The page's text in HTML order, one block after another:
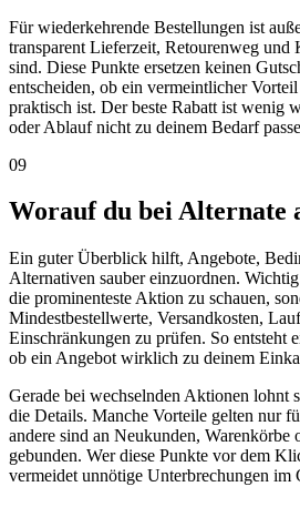
Für wiederkehrende Bestellungen ist
transparent Lieferzeit, Retourenweg und
sind. Diese Punkte ersetzen keinen
entscheiden, ob ein vermeintlicher
praktisch ist. Der beste Rabatt ist wenig
oder Ablauf nicht zu deinem Bedarf
09
Worauf du bei Alternate
Ein guter Überblick hilft, Angebote,
Alternativen sauber einzuordnen.
die prominenteste Aktion zu schauen,
Mindestbestellwerte, Versandkosten,
Einschränkungen zu prüfen. So entsteht
ob ein Angebot wirklich zu deinem
Gerade bei wechselnden Aktionen lohnt
die Details. Manche Vorteile gelten nur
andere sind an Neukunden, Warenkörbe
gebunden. Wer diese Punkte vor dem
vermeidet unnötige Unterbrechungen im